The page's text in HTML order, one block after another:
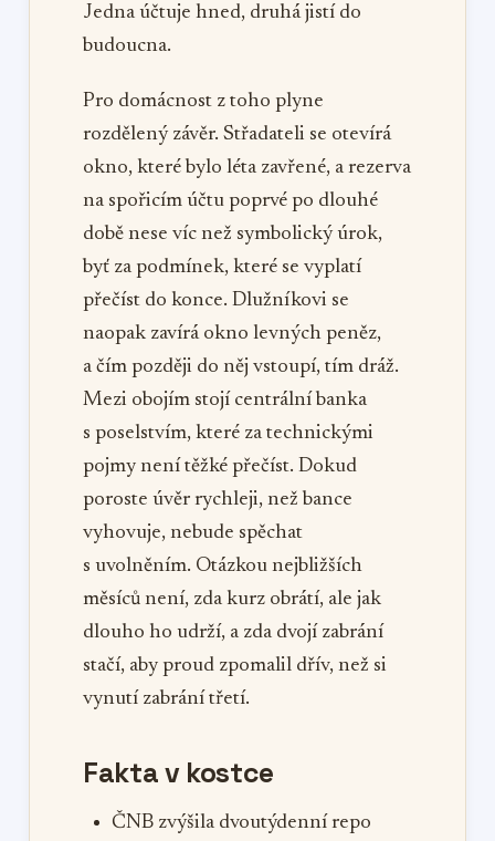
Jedna účtuje hned, druhá jistí do
budoucna.
Pro domácnost z toho plyne
rozdělený závěr. Střadateli se otevírá
okno, které bylo léta zavřené, a rezerva
na spořicím účtu poprvé po dlouhé
době nese víc než symbolický úrok,
byť za podmínek, které se vyplatí
přečíst do konce. Dlužníkovi se
naopak zavírá okno levných peněz,
a čím později do něj vstoupí, tím dráž.
Mezi obojím stojí centrální banka
s poselstvím, které za technickými
pojmy není těžké přečíst. Dokud
poroste úvěr rychleji, než bance
vyhovuje, nebude spěchat
s uvolněním. Otázkou nejbližších
měsíců není, zda kurz obrátí, ale jak
dlouho ho udrží, a zda dvojí zabrání
stačí, aby proud zpomalil dřív, než si
vynutí zabrání třetí.
Fakta v kostce
ČNB zvýšila dvoutýdenní repo